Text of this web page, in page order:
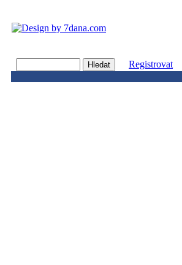
Registrovat